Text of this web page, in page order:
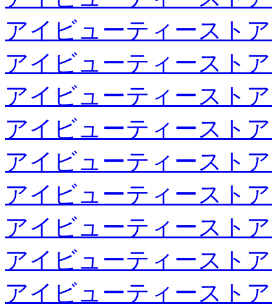
アイビューティースト
アイビューティースト
アイビューティースト
アイビューティースト
アイビューティースト
アイビューティースト
アイビューティースト
アイビューティースト
アイビューティースト